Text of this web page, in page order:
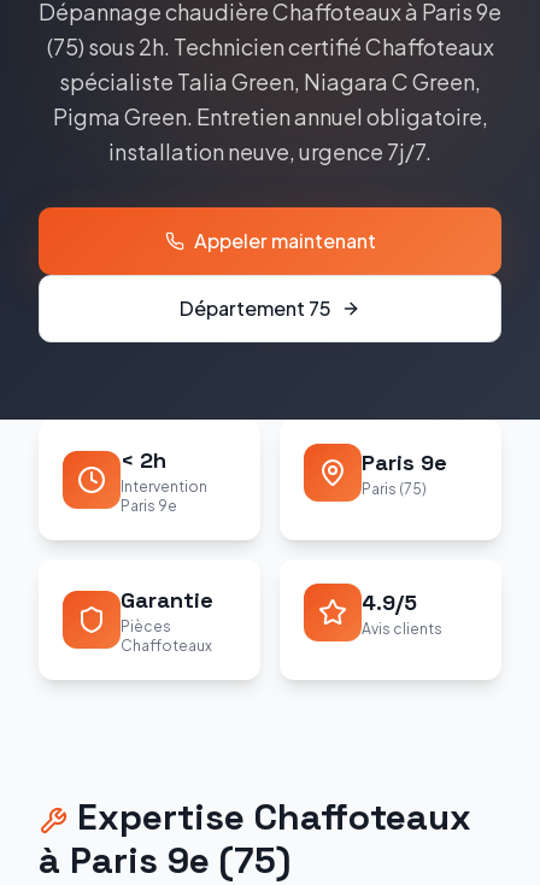
Dépannage chaudièreChaffoteauxà Paris 9e
(75) sous 2h. Technicien certifiéChaffoteaux
spécialiste Talia Green, Niagara C Green,
Pigma Green. Entretien annuel obligatoire,
installation neuve, urgence 7j/7.
Appeler maintenant
Département 75
< 2h
Intervention
Paris 9e
Paris 9e
Paris (75)
Garantie
Pièces
Chaffoteaux
4.9/5
Avis clients
Expertise Chaffoteaux
à Paris 9e (75)